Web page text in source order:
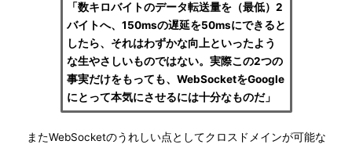
「数キロバイトのデータ転送量を（最低）2
バイトへ、150msの遅延を50msにできると
したら、それはわずかな向上といったよう
な生やさしいものではない。実際この2つの
事実だけをもっても、WebSocketをGoogle
にとって本気にさせるには十分なものだ」
またWebSocketのうれしい点としてクロスドメインが可能な